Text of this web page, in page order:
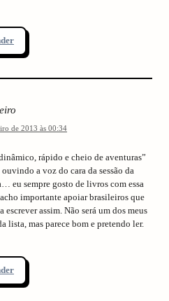
de 2013 às 00:34
rápido e cheio de aventuras”
a voz do cara da sessão da
eu sempre gosto de livros com essa
importante apoiar brasileiros que
escrever assim. Não será um dos meus
lista, mas parece bom e pretendo ler.